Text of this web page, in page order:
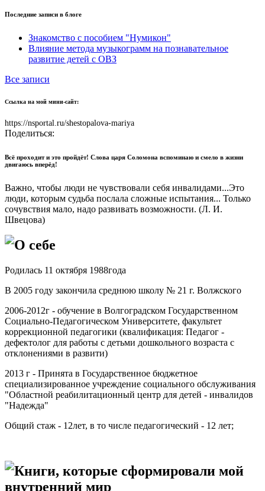
Последние записи в блоге
Знакомство с пособием "Нумикон"
Влияние метода музыкограмм на познавательное
развитие детей с ОВЗ
Все записи
Ссылка на мой мини-сайт:
https://nsportal.ru/shestopalova-mariya
Поделиться:
Всё проходит и это пройдёт! Слова царя Соломона вспоминаю и смело в жизни
двигаюсь вперёд!
Важно, чтобы люди не чувствовали себя инвалидами...Это
люди, которым судьба послала сложные испытания... Только
сочувствия мало, надо развивать возможности. (Л. И.
Швецова)
О себе
Родилась 11 октября 1988года
В 2005 году закончила среднюю школу № 21 г. Волжского
2006-2012г - обучение в Волгоградском Государственном
Социально-Педагогическом Университете, факультет
коррекционной педагогики (квалификация: Педагог -
дефектолог для работы с детьми дошкольного возраста с
отклонениями в развити)
2013 г - Принята в Государственное бюджетное
специализированное учреждение социального обслуживания
"Областной реабилитационный центр для детей - инвалидов
"Надежда"
Общий стаж - 12лет, в то числе педагогический - 12 лет;
Книги, которые сформировали мой
внутренний мир